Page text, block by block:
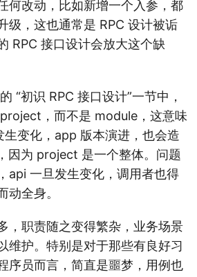
何改动，比如新增一个入参，都
级，这也通常是 RPC 设计被诟
RPC 接口设计会放大这个缺
“初识 RPC 接口设计”一节中，
，而不是 module，这意味
变化，app 版本演进，也会造
因为 project 是一个整体。问题
api 一旦发生变化，调用者也得
动全身。
，职责随之变得繁杂，业务场景
维护。特别是对于那些有良好习
序员而言，简直是噩梦，用例也